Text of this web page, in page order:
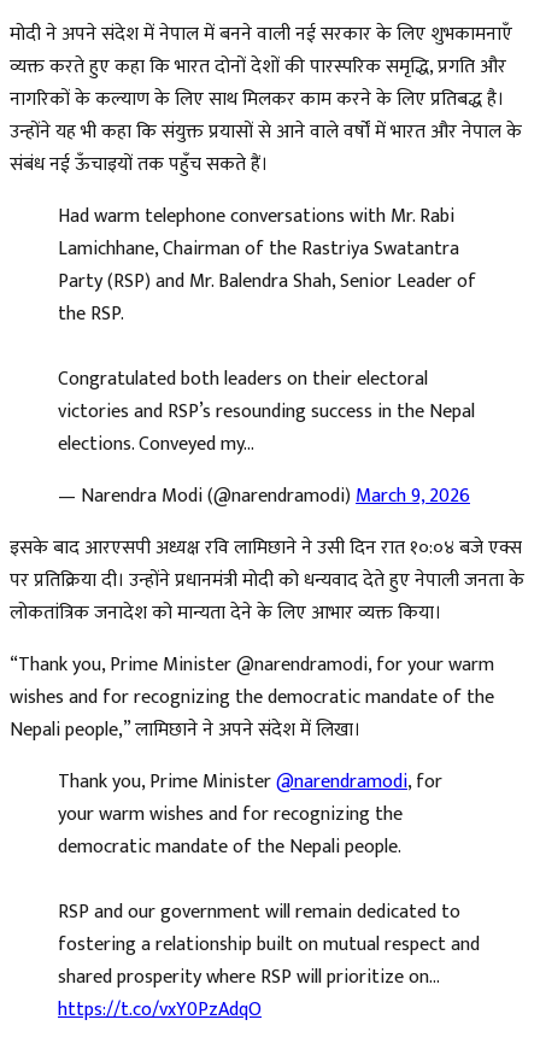
मोदी ने अपने संदेश में नेपाल में बनने वाली नई सरकार के लिए शुभकामनाएँ
व्यक्त करते हुए कहा कि भारत दोनों देशों की पारस्परिक समृद्धि, प्रगति और
नागरिकों के कल्याण के लिए साथ मिलकर काम करने के लिए प्रतिबद्ध है।
उन्होंने यह भी कहा कि संयुक्त प्रयासों से आने वाले वर्षों में भारत और नेपाल के
संबंध नई ऊँचाइयों तक पहुँच सकते हैं।
Had warm telephone conversations with Mr. Rabi
Lamichhane, Chairman of the Rastriya Swatantra
Party (RSP) and Mr. Balendra Shah, Senior Leader of
the RSP.
Congratulated both leaders on their electoral
victories and RSP’s resounding success in the Nepal
elections. Conveyed my…
— Narendra Modi (@narendramodi)March 9, 2026
इसके बाद आरएसपी अध्यक्ष रवि लामिछाने ने उसी दिन रात १०:०४ बजे एक्स
पर प्रतिक्रिया दी। उन्होंने प्रधानमंत्री मोदी को धन्यवाद देते हुए नेपाली जनता के
लोकतांत्रिक जनादेश को मान्यता देने के लिए आभार व्यक्त किया।
“Thank you, Prime Minister @narendramodi, for your warm
wishes and for recognizing the democratic mandate of the
Nepali people,” लामिछाने ने अपने संदेश में लिखा।
Thank you, Prime Minister@narendramodi, for
your warm wishes and for recognizing the
democratic mandate of the Nepali people.
RSP and our government will remain dedicated to
fostering a relationship built on mutual respect and
shared prosperity where RSP will prioritize on…
https://t.co/vxY0PzAdqO